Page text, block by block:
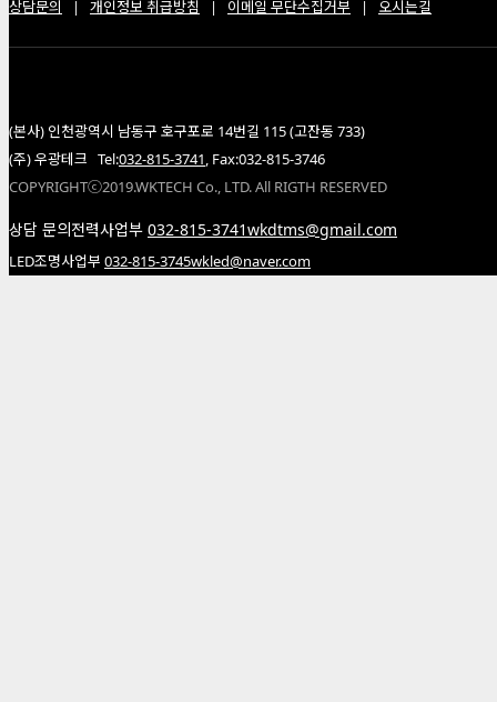
상담문의 | 개인정보 취급방침 | 이메일 무단수집거부 | 오시는길
(본사) 인천광역시 남동구 호구포로 14번길 115 (고잔동 733)
(주) 우광테크 Tel:032-815-3741, Fax:032-815-3746
COPYRIGHTⓒ2019.WKTECH Co., LTD. All RIGTH RESERVED
상담 문의전력사업부 032-815-3741wkdtms@gmail.com
LED조명사업부 032-815-3745wkled@naver.com